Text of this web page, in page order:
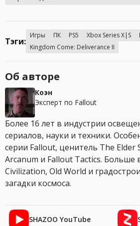
Тэги:
Игры ПК PS5 Xbox Series X|S
Kingdom Come: Deliverance II
Об авторе
Коэн
Эксперт по Fallout
Более 16 лет в индустрии
сериалов, науки и техники.
серии Fallout, ценитель The Elder
Arcanum и Fallout Tactics. Больше
Civilization, Old World и
загадки космоса.
SHAZOO YouTube